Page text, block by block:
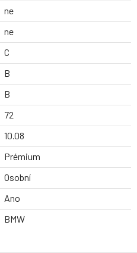
ne
ne
C
B
B
72
10.08
Prémium
Osobní
Ano
BMW